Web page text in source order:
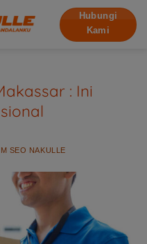
Hubungi
Kami
: Ini
SEO NAKULLE